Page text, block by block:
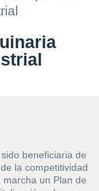
beneficiaria de
la competitividad
un Plan de